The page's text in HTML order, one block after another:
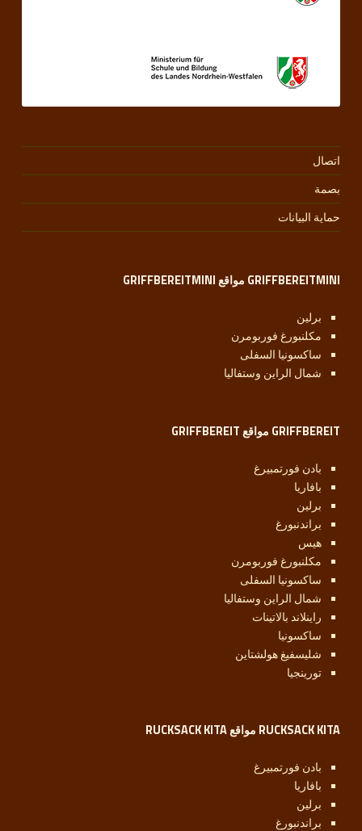
اتصال
بصمة
حماية البيانات
GRIFFBEREITMINI مواقع GRIFFBEREITMINI
برلين
مكلنبورغ فوربومرن
ساكسونيا السفلى
شمال الراين وستفاليا
GRIFFBEREIT مواقع GRIFFBEREIT
بادن فورتمبيرغ
بافاريا
برلين
براندنبورغ
هيس
مكلنبورغ فوربومرن
ساكسونيا السفلى
شمال الراين وستفاليا
راينلاند بالاتينات
ساكسونيا
شليسفيغ هولشتاين
تورينجيا
RUCKSACK KITA مواقع RUCKSACK KITA
بادن فورتمبيرغ
بافاريا
برلين
براندنبورغ